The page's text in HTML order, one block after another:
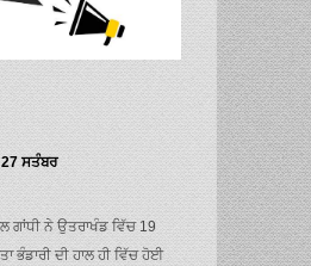
ਸਤੰਬਰ
ਗਾਂਧੀ ਨੇ ਉਤਰਾਖੰਡ ਵਿੱਚ 19
ਭੰਡਾਰੀ ਦੀ ਹਾਲ ਹੀ ਵਿੱਚ ਹੋਈ